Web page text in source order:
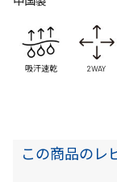
吸汗速乾 2WAY
この商品のレ